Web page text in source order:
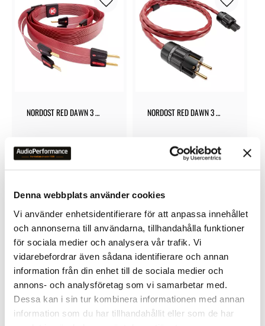
Denna webbplats använder cookies
Vi använder enhetsidentifierare för att anpassa innehållet
och annonserna till användarna, tillhandahålla funktioner
för sociala medier och analysera vår trafik. Vi
vidarebefordrar även sådana identifierare och annan
information från din enhet till de sociala medier och
annons- och analysföretag som vi samarbetar med.
Dessa kan i sin tur kombinera informationen med annan
information som du har tillhandahållit eller som de har
NORDOST RED DAWN 3
14 030kr
Lägg till i favoriter
NORDOST RED DAWN 3
7 050kr
Lägg till
Lägg till i favoriter